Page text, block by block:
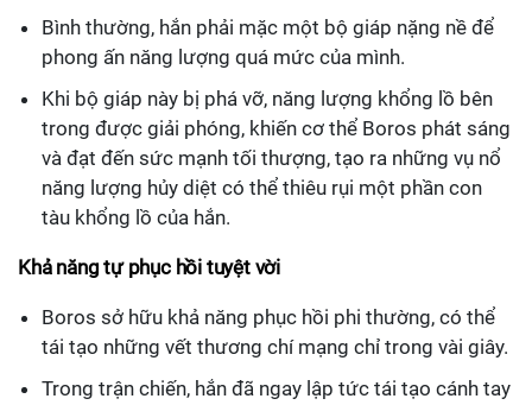
Bình thường, hắn phải mặc một bộ giáp nặng nề để
phong ấn năng lượng quá mức của mình.
Khi bộ giáp này bị phá vỡ, năng lượng khổng lồ bên
trong được giải phóng, khiến cơ thể Boros phát sáng
và đạt đến sức mạnh tối thượng, tạo ra những vụ nổ
năng lượng hủy diệt có thể thiêu rụi một phần con
tàu khổng lồ của hắn.
Khả năng tự phục hồi tuyệt vời
Boros sở hữu khả năng phục hồi phi thường, có thể
tái tạo những vết thương chí mạng chỉ trong vài giây.
Trong trận chiến, hắn đã ngay lập tức tái tạo cánh tay